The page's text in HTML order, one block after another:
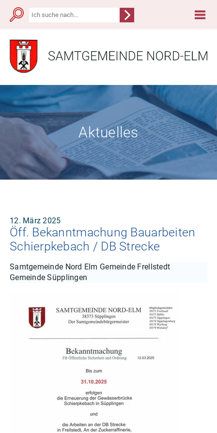
Aktuelles
12. März 2025
Öff. Bekanntmachung Bauarbeiten
Schierpkebach / DB Strecke
Samtgemeinde Nord Elm Gemeinde Frellstedt
Gemeinde Süpplingen